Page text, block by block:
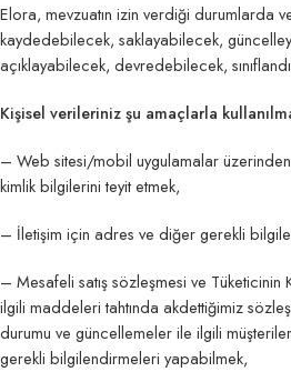
Elora, mevzuatın izin verdiği durumlarda
kaydedebilecek, saklayabilecek,
açıklayabilecek, devredebilecek,
Kişisel verileriniz şu amaçlarla
– Web sitesi/mobil uygulamalar üzerinden
kimlik bilgilerini teyit etmek,
– İletişim için adres ve diğer gerekli
– Mesafeli satış sözleşmesi ve Tüketicinin
ilgili maddeleri tahtında akdettiğimiz
durumu ve güncellemeler ile ilgili
gerekli bilgilendirmeleri yapabilmek,